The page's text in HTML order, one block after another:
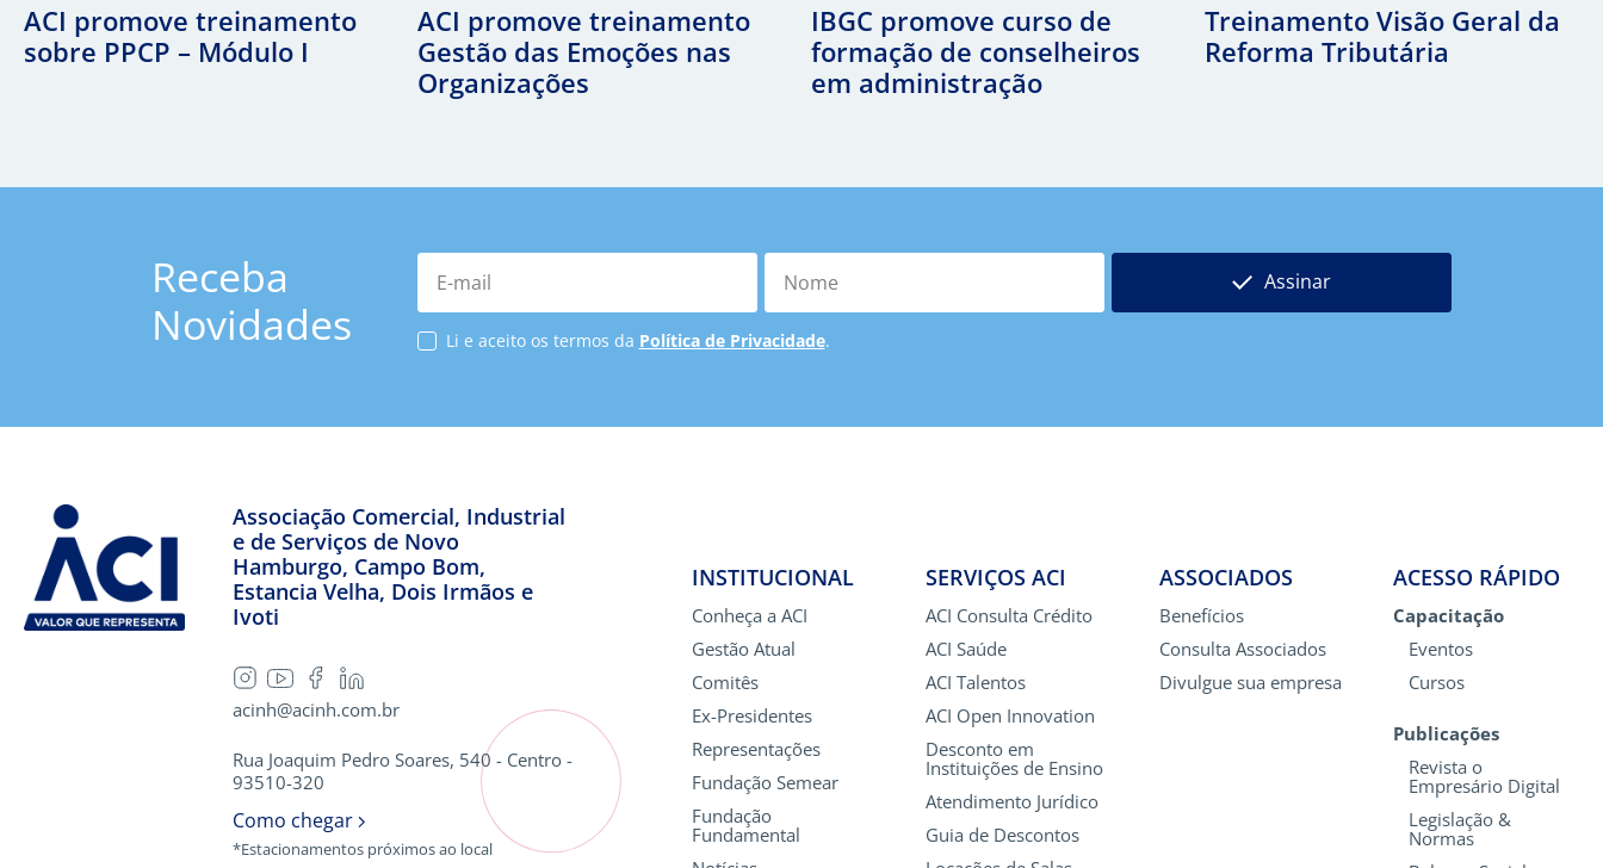
ACI promove treinamento
sobre PPCP – Módulo I
ACI promove treinamento
Gestão das Emoções nas
Organizações
IBGC promove curso de
formação de conselheiros
em administração
Treinamento Visão Geral da
Reforma Tributária
Receba
Novidades
E-mail Nome
Assinar
Li e aceito os termos da Política de Privacidade.
Associação Comercial, Industrial
e de Serviços de Novo
Hamburgo, Campo Bom,
Estancia Velha, Dois Irmãos e
Ivoti
acinh@acinh.com.br
Rua Joaquim Pedro Soares, 540 - Centro -
93510-320
Como chegar
*Estacionamentos próximos ao local
INSTITUCIONAL
Conheça a ACI
Gestão Atual
Comitês
Ex-Presidentes
Representações
Fundação Semear
Fundação
Fundamental
SERVIÇOS ACI
ACI Consulta Crédito
ACI Saúde
ACI Talentos
ACI Open Innovation
Desconto em
Instituições de Ensino
Atendimento Jurídico
Guia de Descontos
ASSOCIADOS
Benefícios
Consulta Associados
Divulgue sua empresa
ACESSO RÁPIDO
Capacitação
Eventos
Cursos
Publicações
Revista o
Empresário Digital
Legislação &
Normas